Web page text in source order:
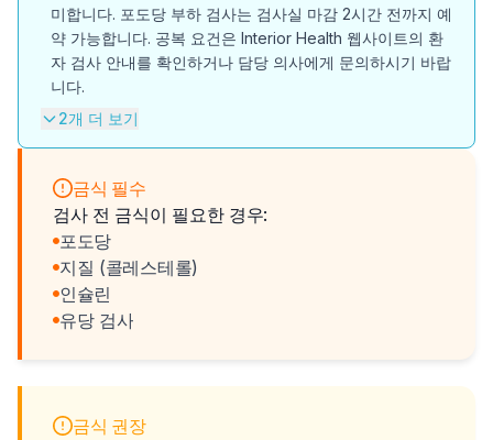
미합니다. 포도당 부하 검사는 검사실 마감 2시간 전까지 예
약 가능합니다. 공복 요건은 Interior Health 웹사이트의 환
자 검사 안내를 확인하거나 담당 의사에게 문의하시기 바랍
니다.
2개 더 보기
금식 필수
검사 전 금식이 필요한 경우:
포도당
지질 (콜레스테롤)
인슐린
유당 검사
금식 권장